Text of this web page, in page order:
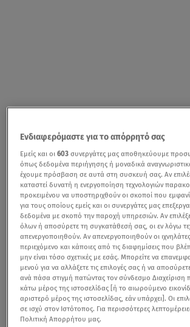
Ενδιαφερόμαστε για το απόρρητό σας
Εμείς και οι603 συνεργάτες μας αποθηκεύουμε
όπως δεδομένα περιήγησης ή μοναδικά
έχουμε πρόσβαση σε αυτά στη συσκευή σας. Αν
καταστεί δυνατή η ενεργοποίηση τεχνολογιών
προκειμένου να υποστηριχθούν οι σκοποί που
για τους οποίους εμείς και οι συνεργάτες μας
δεδομένα με σκοπό την παροχή υπηρεσιών. Αν
όλων ή αποσύρετε τη συγκατάθεσή σας, οι εν λόγω
απενεργοποιηθούν. Αν απενεργοποιηθούν οι
περιεχόμενο και κάποιες από τις διαφημίσεις που
μην είναι τόσο σχετικές με εσάς. Μπορείτε να
μενού για να αλλάξετε τις επιλογές σας ή να
ανά πάσα στιγμή πατώντας τον σύνδεσμο Διαχείριση
κάτω μέρος της ιστοσελίδας [ή το αιωρούμενο
αριστερό μέρος της ιστοσελίδας, εάν υπάρχει]. Οι
σε ισχύ στον Ιστότοπος. Για περισσότερες
Πολιτική Απορρήτου μας.